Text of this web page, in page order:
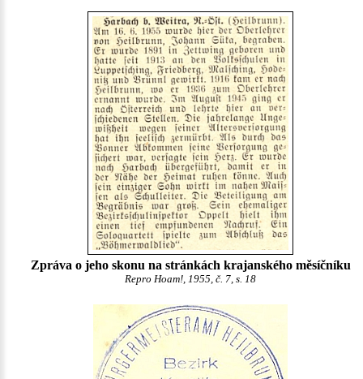
Zpráva o jeho skonu na stránkách krajanského měsíčníku
Repro Hoam!, 1955, č. 7, s. 18